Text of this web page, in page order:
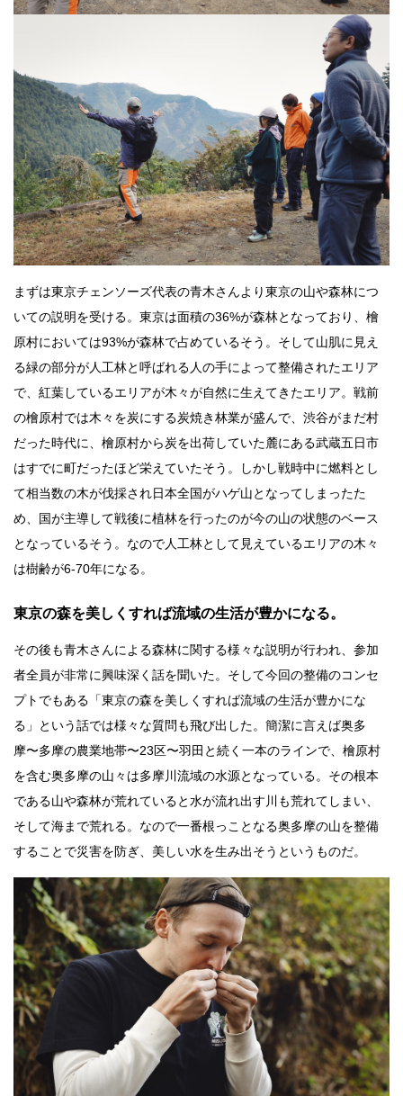
まずは東京チェンソーズ代表の青木さんより東京の山や森林につ
いての説明を受ける。東京は面積の36%が森林となっており、檜
原村においては93%が森林で占めているそう。そして山肌に見え
る緑の部分が人工林と呼ばれる人の手によって整備されたエリア
で、紅葉しているエリアが木々が自然に生えてきたエリア。戦前
の檜原村では木々を炭にする炭焼き林業が盛んで、渋谷がまだ村
だった時代に、檜原村から炭を出荷していた麓にある武蔵五日市
はすでに町だったほど栄えていたそう。しかし戦時中に燃料とし
て相当数の木が伐採され日本全国がハゲ山となってしまったた
め、国が主導して戦後に植林を行ったのが今の山の状態のベース
となっているそう。なので人工林として見えているエリアの木々
は樹齢が6-70年になる。
東京の森を美しくすれば流域の生活が豊かになる。
その後も青木さんによる森林に関する様々な説明が行われ、参加
者全員が非常に興味深く話を聞いた。そして今回の整備のコンセ
プトでもある「東京の森を美しくすれば流域の生活が豊かにな
る」という話では様々な質問も飛び出した。簡潔に言えば奥多
摩〜多摩の農業地帯〜23区〜羽田と続く一本のラインで、檜原村
を含む奥多摩の山々は多摩川流域の水源となっている。その根本
である山や森林が荒れていると水が流れ出す川も荒れてしまい、
そして海まで荒れる。なので一番根っことなる奥多摩の山を整備
することで災害を防ぎ、美しい水を生み出そうというものだ。